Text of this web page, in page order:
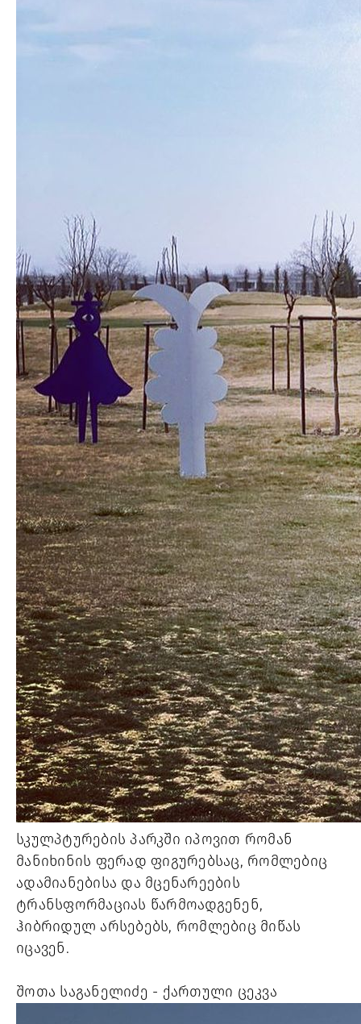
სკულპტურების პარკში იპოვით რომან
მანიხინის ფერად ფიგურებსაც, რომლებიც
ადამიანებისა და მცენარეების
ტრანსფორმაციას წარმოადგენენ,
ჰიბრიდულ არსებებს, რომლებიც მიწას
იცავენ.
შოთა საგანელიძე - ქართული ცეკვა